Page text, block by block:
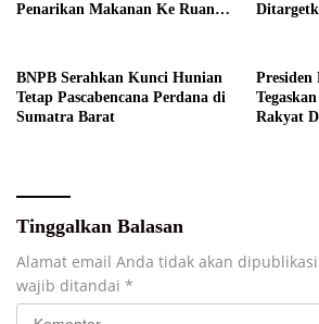
Penarikan Makanan Ke Ruang
BNPB Serahkan Kunci Hunian
Tetap Pascabencana Perdana di
Sumatra Barat
Presiden
Rakyat
Tinggalkan Balasan
Alamat email Anda tidak akan
wajib ditandai *